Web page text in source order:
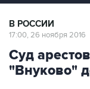
В РОССИИ
17:00, 26 ноября 2016
Суд
"Внуково"